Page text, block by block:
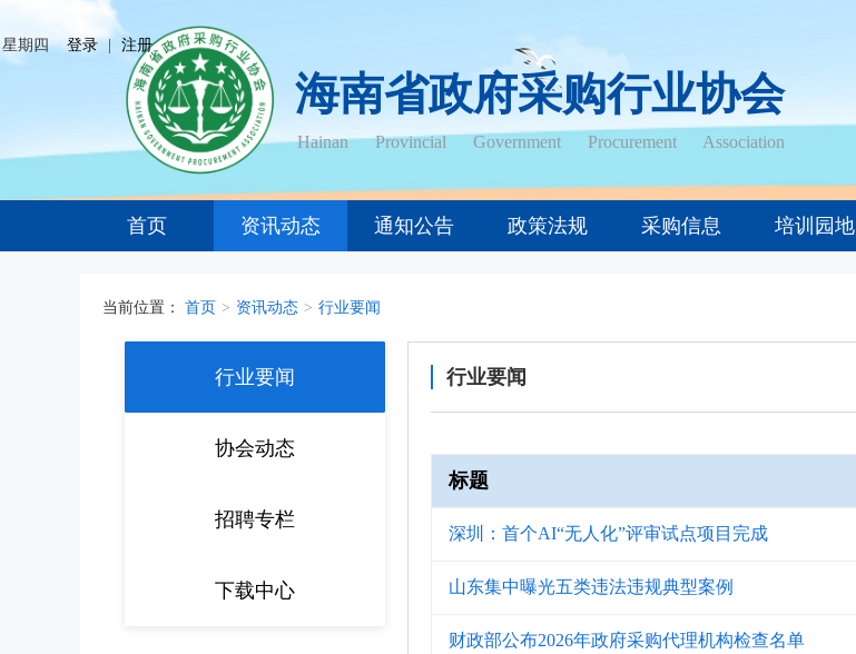
星期四 登录 | 注册
海南省政府采购行业协会
Hainan Provincial Government Procurement Association
首页 资讯动态 通知公告 政策法规 采购信息 培训园地
当前位置： 首页 > 资讯动态 > 行业要闻
行业要闻
协会动态
招聘专栏
下载中心
行业要闻
标题
深圳：首个AI“无人化”评审试点项目完成
山东集中曝光五类违法违规典型案例
财政部公布2026年政府采购代理机构检查名单